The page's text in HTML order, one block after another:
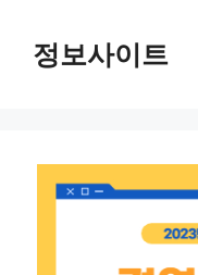
content정보사이트